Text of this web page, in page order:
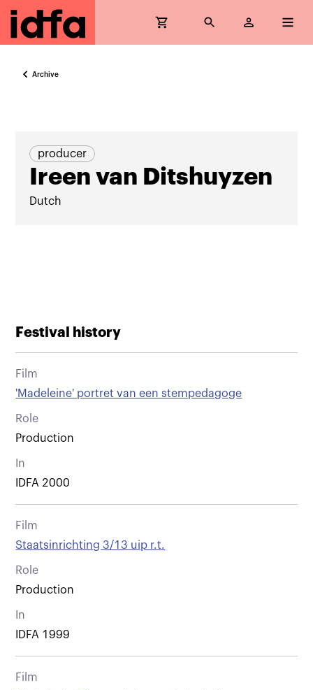
Archive
producer
Ireen van Ditshuyzen
Dutch
Festival history
Film
'Madeleine' portret van een stempedagoge
Role
Production
In
IDFA 2000
Film
Staatsinrichting 3/13 uip r.t.
Role
Production
In
IDFA 1999
Film